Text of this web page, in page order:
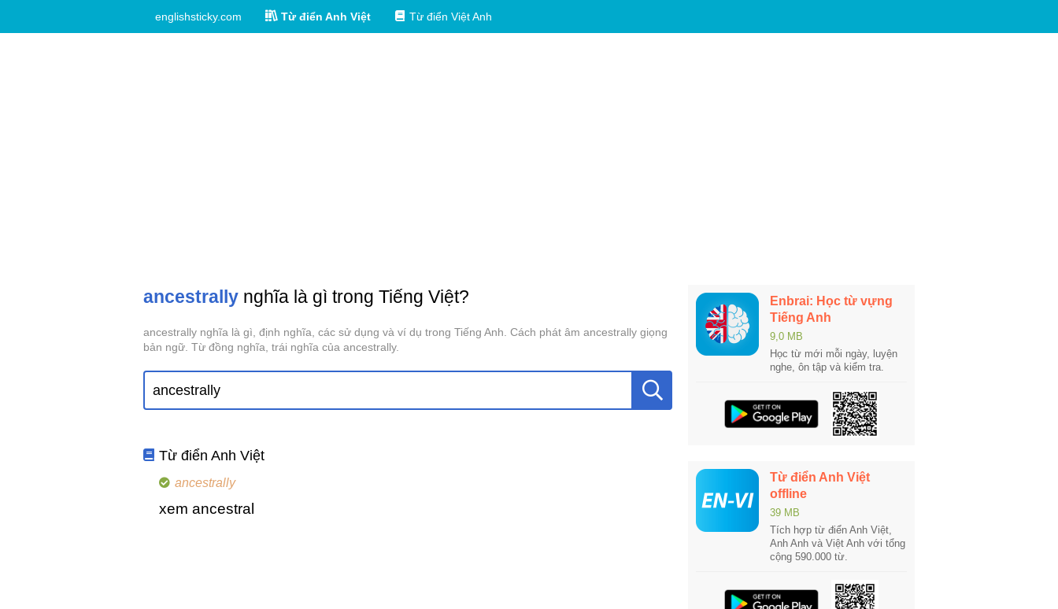
englishsticky.com Từ điển Anh Việt Từ điển Việt Anh
ancestrally nghĩa là gì trong Tiếng Việt?
ancestrally nghĩa là gì, định nghĩa, các sử dụng và ví dụ trong Tiếng Anh. Cách phát âm ancestrally giọng
bản ngữ. Từ đồng nghĩa, trái nghĩa của ancestrally.
Từ điển Anh Việt
ancestrally
xem ancestral
Enbrai: Học từ vựng
Tiếng Anh
9,0 MB
Học từ mới mỗi ngày, luyện
nghe, ôn tập và kiểm tra.
Từ điển Anh Việt
offline
39 MB
Tích hợp từ điển Anh Việt,
Anh Anh và Việt Anh với tổng
cộng 590.000 từ.